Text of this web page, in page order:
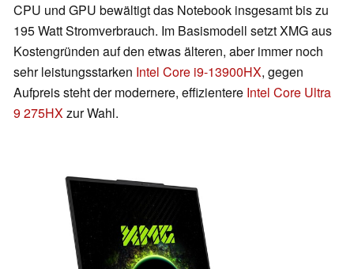
CPU und GPU bewältigt das Notebook insgesamt bis zu
195 Watt Stromverbrauch. Im Basismodell setzt XMG aus
Kostengründen auf den etwas älteren, aber immer noch
sehr leistungsstarken Intel Core i9-13900HX, gegen
Aufpreis steht der modernere, effizientere Intel Core Ultra
9 275HXzur Wahl.